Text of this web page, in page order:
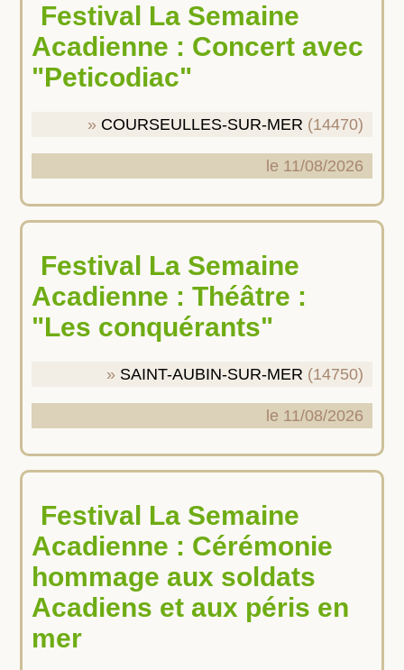
Festival La Semaine
Acadienne : Concert avec
"Peticodiac"
COURSEULLES-SUR-MER (14470)
le 11/08/2026
Festival La Semaine
Acadienne : Théâtre :
"Les conquérants"
SAINT-AUBIN-SUR-MER (14750)
le 11/08/2026
Festival La Semaine
Acadienne : Cérémonie
hommage aux soldats
Acadiens et aux péris en
mer